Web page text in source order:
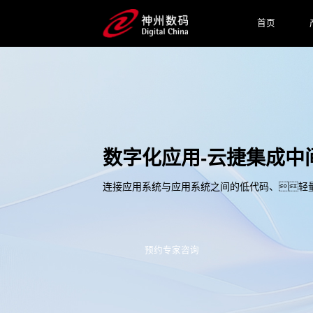
首页
数字化应用-云捷集成中
连接应用系统与应用系统之间的低代码、
预约专家咨询